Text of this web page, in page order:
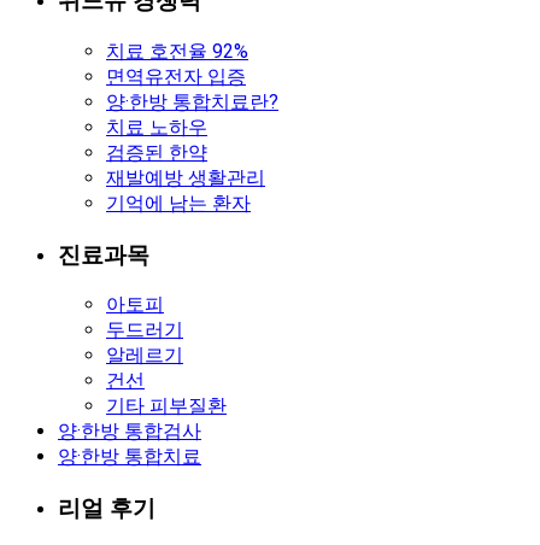
치료 호전율 92%
면역유전자 입증
양·한방 통합치료란?
치료 노하우
검증된 한약
재발예방 생활관리
기억에 남는 환자
진료과목
아토피
두드러기
알레르기
건선
기타 피부질환
양·한방 통합검사
양·한방 통합치료
리얼 후기